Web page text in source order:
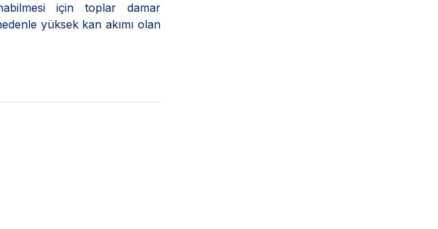
için toplar damar
yüksek kan akımı olan